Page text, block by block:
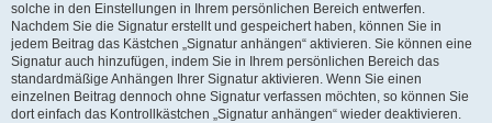
solche in den Einstellungen in Ihrem persönlichen Bereich entwerfen.
Nachdem Sie die Signatur erstellt und gespeichert haben, können Sie in
jedem Beitrag das Kästchen „Signatur anhängen“ aktivieren. Sie können eine
Signatur auch hinzufügen, indem Sie in Ihrem persönlichen Bereich das
standardmäßige Anhängen Ihrer Signatur aktivieren. Wenn Sie einen
einzelnen Beitrag dennoch ohne Signatur verfassen möchten, so können Sie
dort einfach das Kontrollkästchen „Signatur anhängen“ wieder deaktivieren.